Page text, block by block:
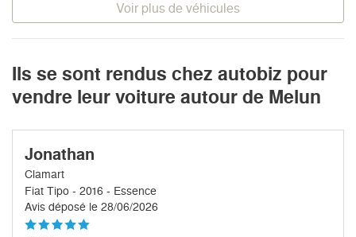
Voir plus de véhicules
Ils se sont rendus chez autobiz pour
vendre leur voiture autour de Melun
Jonathan
Clamart
Fiat Tipo - 2016 - Essence
Avis déposé le 28/06/2026